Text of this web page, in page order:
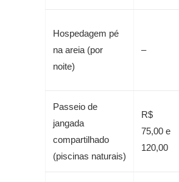
Hospedagem pé
na areia (por
noite)
–
Passeio de
jangada
compartilhado
(piscinas naturais)
R$
75,00 e
120,00